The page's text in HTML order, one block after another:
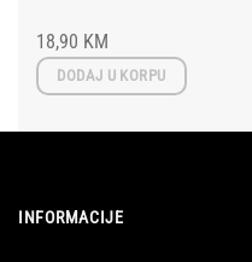
18,90 KM
DODAJ U KORPU
INFORMACIJE